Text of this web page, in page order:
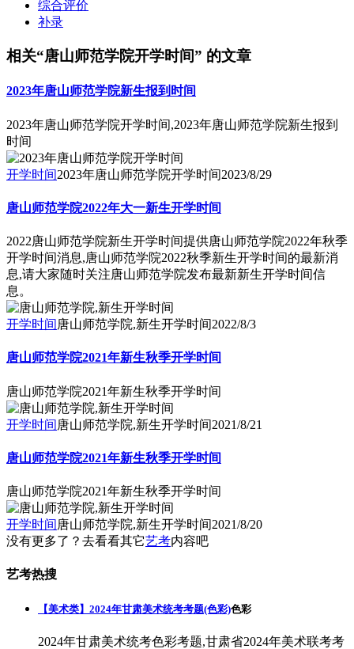
综合评价
补录
相关“唐山师范学院开学时间” 的文章
2023年唐山师范学院新生报到时间
2023年唐山师范学院开学时间,2023年唐山师范学院新生报到
时间
开学时间2023年唐山师范学院开学时间2023/8/29
唐山师范学院2022年大一新生开学时间
2022唐山师范学院新生开学时间提供唐山师范学院2022年秋季
开学时间消息,唐山师范学院2022秋季新生开学时间的最新消
息,请大家随时关注唐山师范学院发布最新新生开学时间信
息。
开学时间 唐山师范学院,新生开学时间2022/8/3
唐山师范学院2021年新生秋季开学时间
唐山师范学院2021年新生秋季开学时间
开学时间 唐山师范学院,新生开学时间2021/8/21
唐山师范学院2021年新生秋季开学时间
唐山师范学院2021年新生秋季开学时间
开学时间 唐山师范学院,新生开学时间2021/8/20
没有更多了？去看看其它艺考内容吧
艺考热搜
【美术类】2024年甘肃美术统考考题(色彩)色彩
2024年甘肃美术统考色彩考题,甘肃省2024年美术联考考